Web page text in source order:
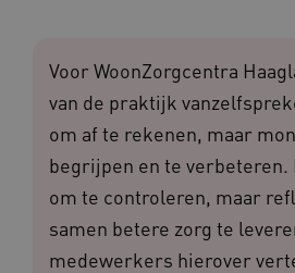
Voor WoonZorgcentra
van de praktijk
om af te rekenen, maar
begrijpen en te verbeteren.
om te controleren, maar
samen betere zorg te
medewerkers hierover